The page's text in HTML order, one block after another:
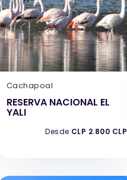
Cachapoal
RESERVA NACIONAL EL
YALI
Desde CLP 2.800 CLP